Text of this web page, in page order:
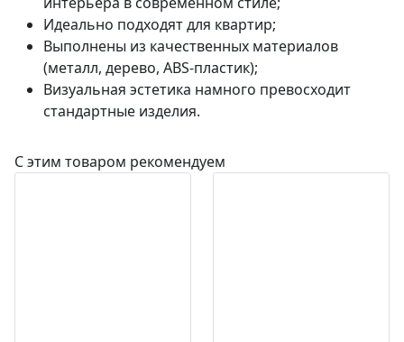
Идеально подходят для квартир;
Выполнены из качественных материалов
(металл, дерево, ABS-пластик);
Визуальная эстетика намного превосходит
стандартные изделия.
С этим товаром рекомендуем